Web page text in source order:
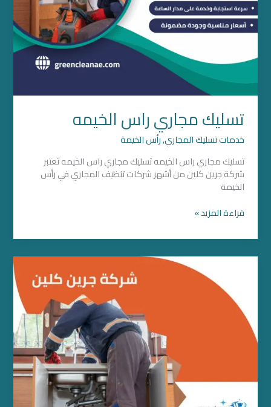
تسليك مجاري راس الخيمه
خدمات تسليك المجاري,رأس الخيمة
تسليك مجاري راس الخيمه تسليك مجاري راس الخيمه تعتبر
شركة جرين كلين من أشهر شركات تنظيف المجاري في رأس
الخيمة
قراءة المزيد »
القيوين